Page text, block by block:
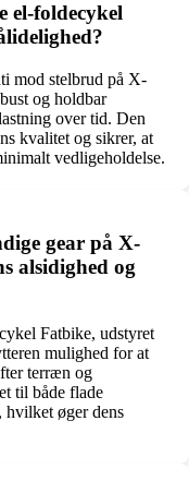
el-foldecykel
mod stelbrud på X-
og holdbar
over tid. Den
kvalitet og sikrer, at
vedligeholdelse.
gear på X-
alsidighed og
Fatbike, udstyret
mulighed for at
terræn og
til både flade
hvilket øger dens